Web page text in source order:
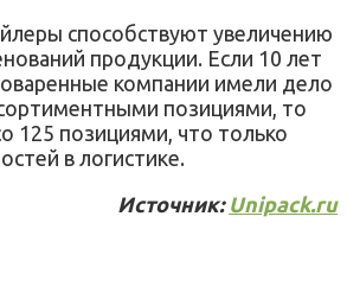
способствуют увеличению
продукции. Если 10 лет
компании имели дело
позициями, то
125 позициями, что только
в логистике.
Источник: Unipack.ru